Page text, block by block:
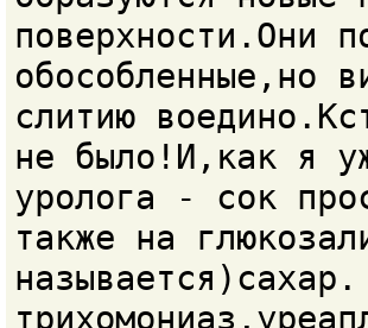
поверхности.Они
обособленные,но
слитию
не было!И,как я
уролога - сок
также на